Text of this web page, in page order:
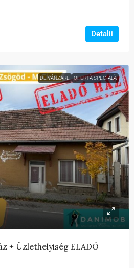
Detalii
DE VÂNZARE OFERTĂ SPECIALĂ
+ Üzlethelyiség ELADÓ